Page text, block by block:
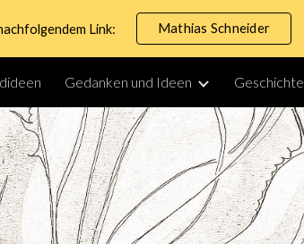
Skip to navigation
Link: Mathias Schneider
Gedanken und Ideen Geschichte